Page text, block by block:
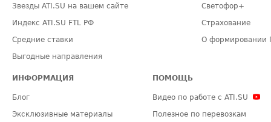
Звезды ATI.SU на вашем сайте
Индекс ATI.SU FTL РФ
Средние ставки
Выгодные направления
Светофор+
Страхование
О формировании
ИНФОРМАЦИЯ
Блог
Эксклюзивные материалы
ПОМОЩЬ
Видео по работе с ATI.SU
Полезное по перевозкам